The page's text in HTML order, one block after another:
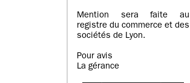
Mention sera faite au
registre du commerce et des
sociétés de Lyon.
Pour avis
La gérance